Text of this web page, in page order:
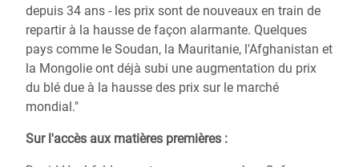
depuis 34 ans - les prix sont de nouveaux en train de
repartir à la hausse de façon alarmante. Quelques
pays comme le Soudan, la Mauritanie, l'Afghanistan et
la Mongolie ont déjà subi une augmentation du prix
du blé due à la hausse des prix sur le marché
mondial."
Sur l'accès aux matières premières :